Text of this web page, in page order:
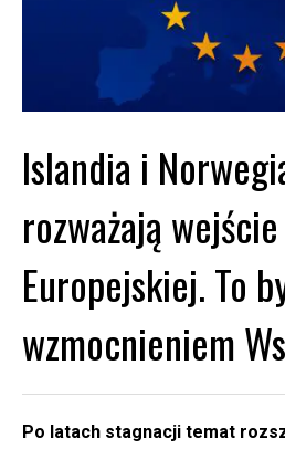
Islandia i
rozważają
Europejskiej. To
wzmocnieniem
Po latach stagnacji temat